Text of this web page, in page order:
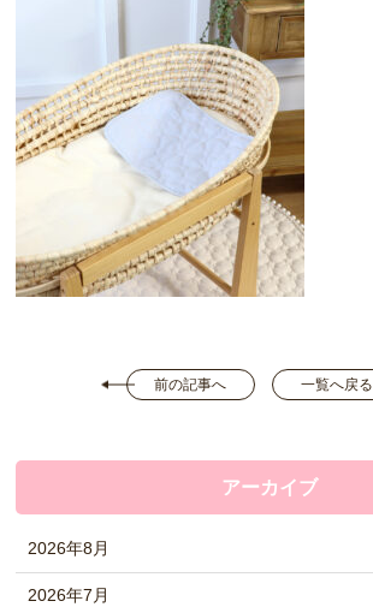
前の記事へ 一覧へ戻る
アーカイブ
2026年8月
2026年7月